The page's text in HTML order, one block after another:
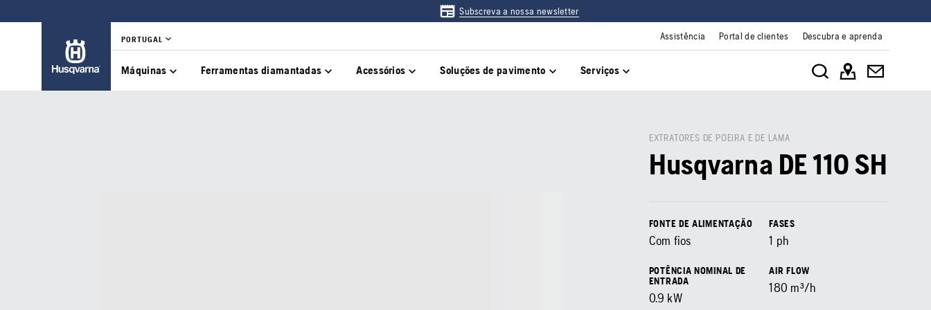
Subscreva a nossa newsletter
PORTUGAL Assistência Portal de clientes Descubra e aprenda
Máquinas Ferramentas diamantadas Acessórios Soluções de pavimento Serviços
EXTRATORES DE POEIRA E DE LAMA
Husqvarna DE 110 SH
FONTE DE ALIMENTAÇÃO
Com fios
FASES
1 ph
POTÊNCIA NOMINAL DE
ENTRADA
0.9 kW
AIR FLOW
180 m³/h